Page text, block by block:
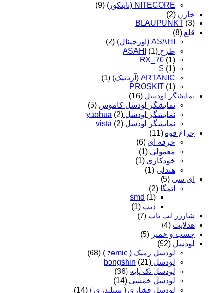
NITECORE (نایتکور)
(9)
خازن (2)
BLAUPUNKT (3)
قلع (8)
ASAHI (اورجینال)
(2)
طرح ASAHI (1)
RX_70 (1)
S (1)
ARTANIC (آرتانیک)
(1)
PROSKIT (1)
نمایشگر لودسل (16)
نمایشگر لودسل کاموس (5)
نمایشگر لودسل yaohua (2)
نمایشگر لودسل vista (2)
چراغ قوه (11)
حرفه ای (6)
معمولی (1)
خودکاری (1)
هندلی (1)
ای سی (5)
اتمگا (2)
smd (1)
دیپ (1)
شارژر لپ تاپ (7)
هدلایت (4)
چسب و خمیر (5)
لودسل (92)
لودسل زمیک ( zemic )
(68)
لودسل bongshin (21)
لودسل تک پایه (36)
لودسل خمشی (14)
لودسل فشاری ( سیلندری ) (14)